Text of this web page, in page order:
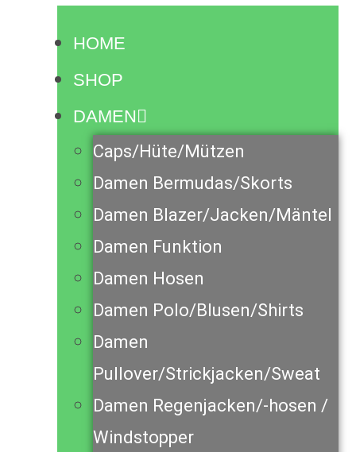
HOME
SHOP
DAMEN
Caps/Hüte/Mützen
Damen Bermudas/Skorts
Damen Blazer/Jacken/Mäntel
Damen Funktion
Damen Hosen
Damen Polo/Blusen/Shirts
Damen
Pullover/Strickjacken/Sweat
Damen Regenjacken/-hosen /
Windstopper